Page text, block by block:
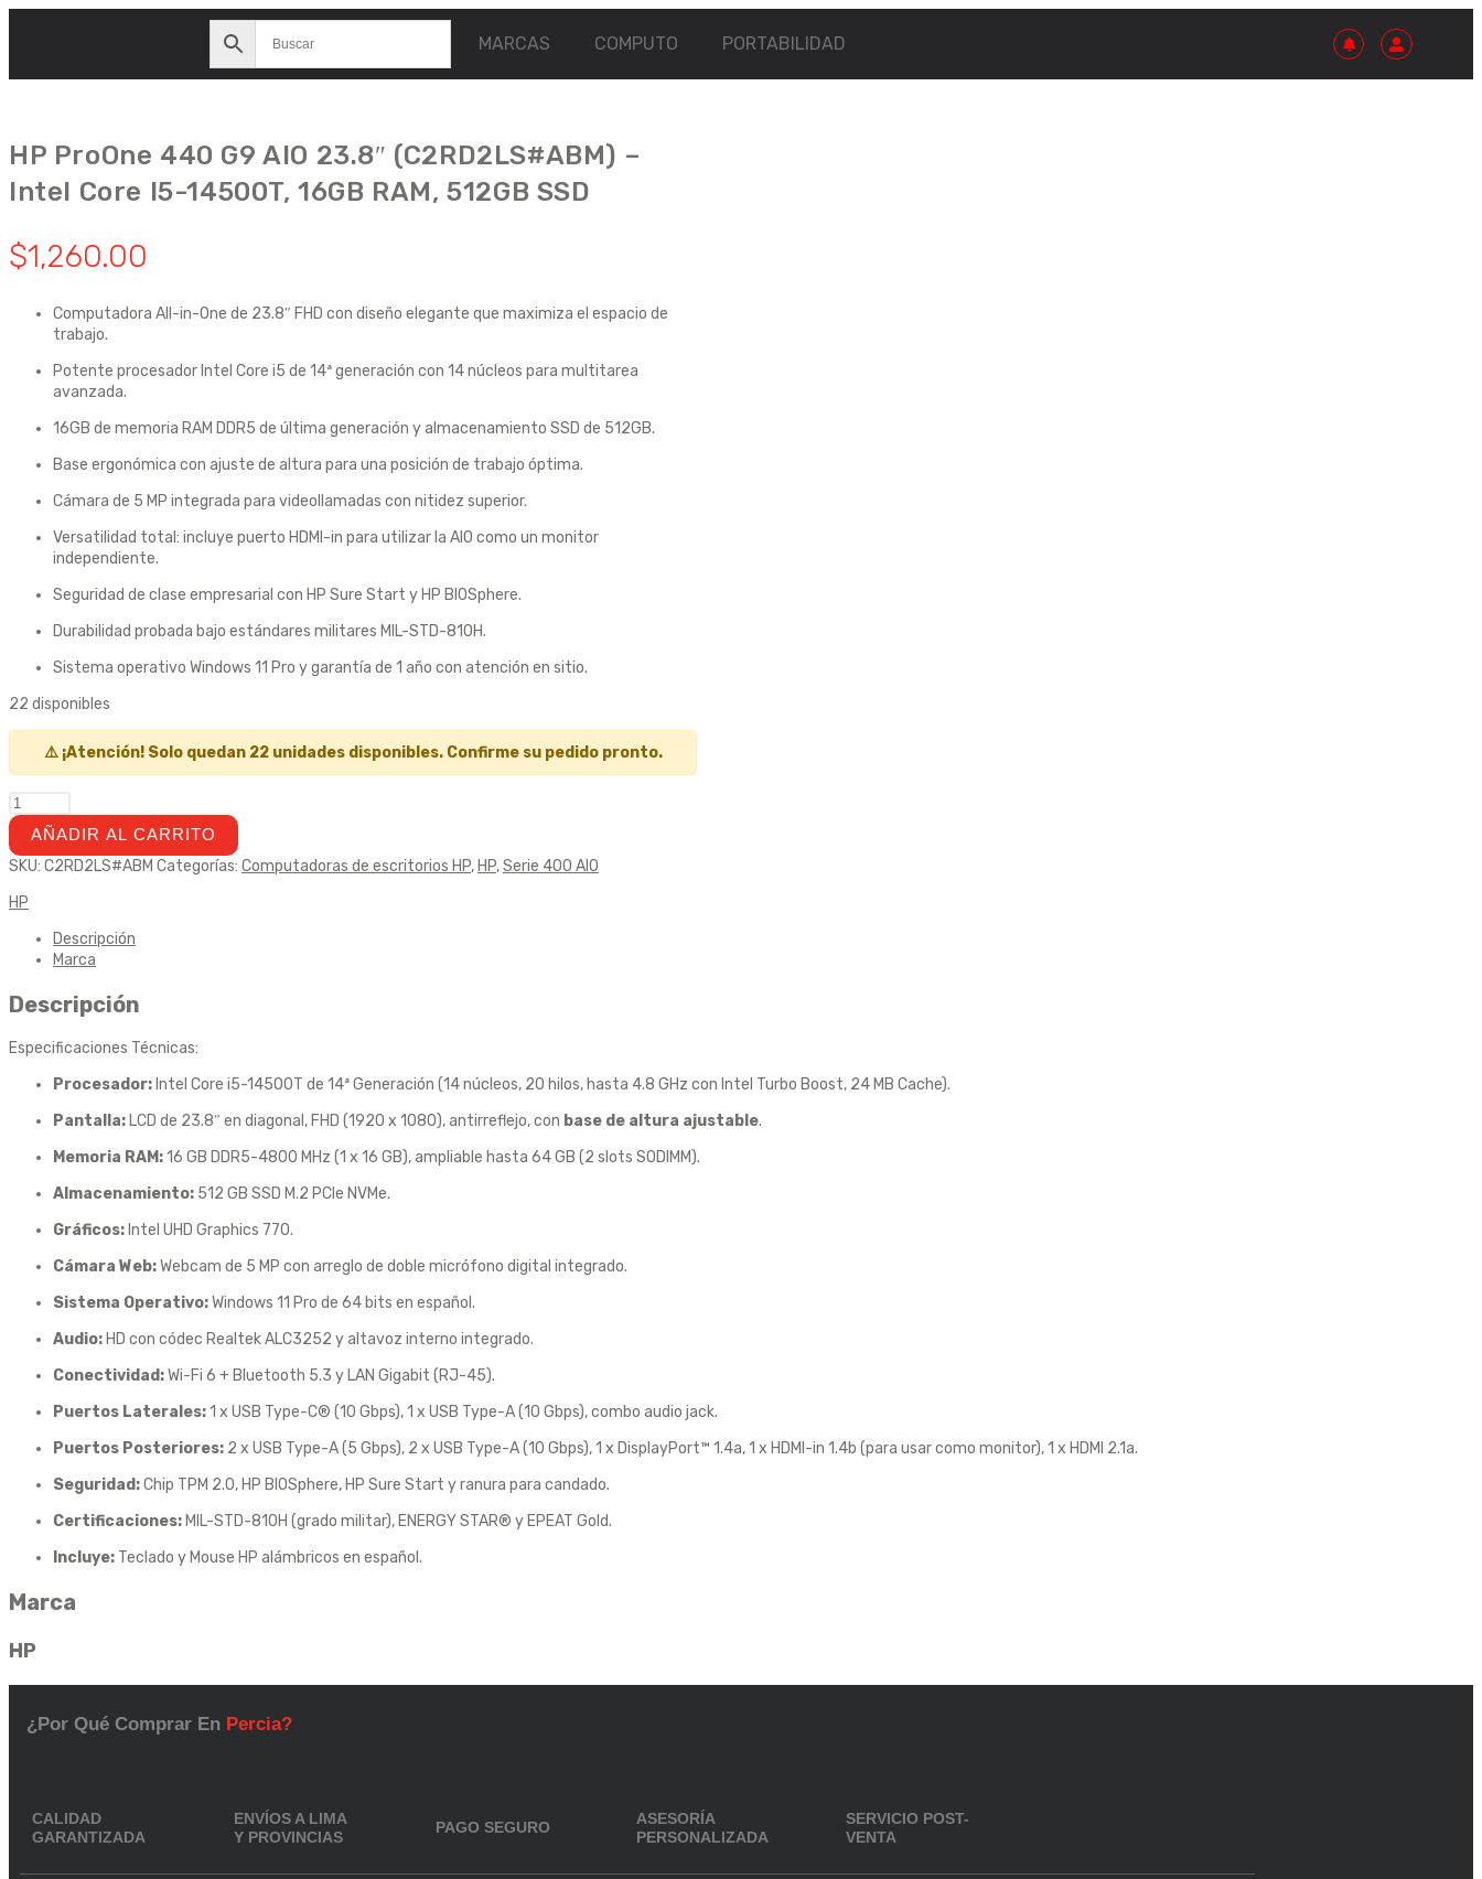
MARCAS COMPUTO PORTABILIDAD
HP ProOne 440 G9 AIO 23.8″ (C2RD2LS#ABM) –
Intel Core I5-14500T, 16GB RAM, 512GB SSD
$1,260.00
Computadora All-in-One de 23.8″ FHD con diseño elegante que maximiza el espacio de
trabajo.
Potente procesador Intel Core i5 de 14ª generación con 14 núcleos para multitarea
avanzada.
16GB de memoria RAM DDR5 de última generación y almacenamiento SSD de 512GB.
Base ergonómica con ajuste de altura para una posición de trabajo óptima.
Cámara de 5 MP integrada para videollamadas con nitidez superior.
Versatilidad total: incluye puerto HDMI-in para utilizar la AIO como un monitor
independiente.
Seguridad de clase empresarial con HP Sure Start y HP BIOSphere.
Durabilidad probada bajo estándares militares MIL-STD-810H.
Sistema operativo Windows 11 Pro y garantía de 1 año con atención en sitio.
22 disponibles
⚠️ ¡Atención! Solo quedan 22 unidades disponibles. Confirme su pedido pronto.
AÑADIR AL CARRITO
SKU: C2RD2LS#ABM Categorías: Computadoras de escritorios HP, HP,Serie 400 AIO
HP
Descripción
Marca
Descripción
Especificaciones Técnicas:
Procesador: Intel Core i5-14500T de 14ª Generación (14 núcleos, 20 hilos, hasta 4.8 GHz con Intel Turbo Boost, 24 MB Cache).
Pantalla: LCD de 23.8″ en diagonal, FHD (1920 x 1080), antirreflejo, con base de altura ajustable.
Memoria RAM:16 GB DDR5-4800 MHz (1 x 16 GB), ampliable hasta 64 GB (2 slots SODIMM).
Almacenamiento: 512 GB SSD M.2 PCIe NVMe.
Gráficos: Intel UHD Graphics 770.
Cámara Web:Webcam de 5 MP con arreglo de doble micrófono digital integrado.
Sistema Operativo:Windows 11 Pro de 64 bits en español.
Audio: HD con códec Realtek ALC3252 y altavoz interno integrado.
Conectividad:Wi-Fi 6 + Bluetooth 5.3 y LAN Gigabit (RJ-45).
Puertos Laterales:1 x USB Type-C® (10 Gbps), 1 x USB Type-A (10 Gbps), combo audio jack.
Puertos Posteriores: 2 x USB Type-A (5 Gbps), 2 x USB Type-A (10 Gbps), 1 x DisplayPort™ 1.4a, 1 x HDMI-in 1.4b (para usar como monitor), 1 x HDMI 2.1a.
Seguridad:Chip TPM 2.0, HP BIOSphere, HP Sure Start y ranura para candado.
Certificaciones: MIL-STD-810H (grado militar), ENERGY STAR® y EPEAT Gold.
Incluye: Teclado y Mouse HP alámbricos en español.
Marca
HP
¿Por Qué Comprar En Percia?
CALIDAD
GARANTIZADA
ENVÍOS A LIMA
Y PROVINCIAS
PAGO SEGURO
ASESORÍA
PERSONALIZADA
SERVICIO POST-
VENTA